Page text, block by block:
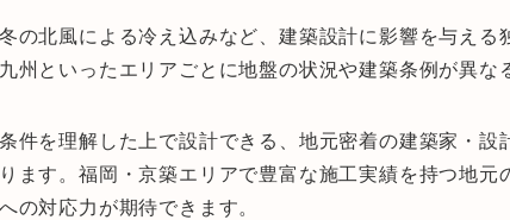
の北風による冷え込みなど、建築設計に影響を与える
州といったエリアごとに地盤の状況や建築条例が異な
件を理解した上で設計できる、地元密着の建築家・設
ます。福岡・京築エリアで豊富な施工実績を持つ地元
の対応力が期待できます。